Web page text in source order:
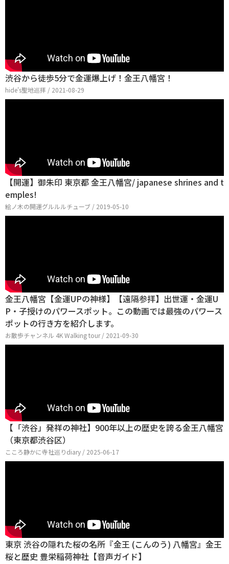
渋谷から徒歩5分で金運爆上げ！金王八幡宮！
hide's聖地巡拝 / 2021-08-29
【開運】御朱印 東京都 金王八幡宮/ japanese shrines and t
emples!
絵ノ木の開運グルルルチューブ / 2019-05-10
金王八幡宮【金運UPの神様】【遠隔参拝】出世運・金運U
P・子授けのパワースポット。この動画では最強のパワース
ポットの行き方を紹介します。
お散歩チャンネル 4K Walking tour / 2021-09-30
【「渋谷」発祥の神社】900年以上の歴史を誇る金王八幡宮
（東京都渋谷区）
こころ静かに寺社巡りdiary / 2025-06-17
東京 渋谷の隠れた桜の名所『金王 (こんのう) 八幡宮』金王
桜と歴史 豊栄稲荷神社【音声ガイド】